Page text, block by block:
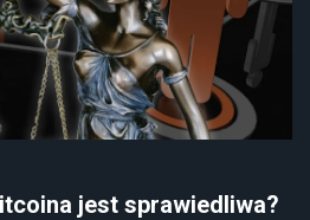
jest sprawiedliwa?